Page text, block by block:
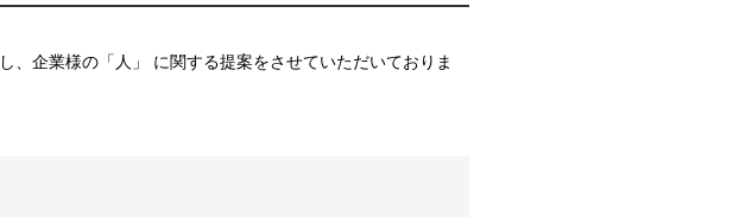
、企業様の「人」 に関する提案をさせていただいておりま